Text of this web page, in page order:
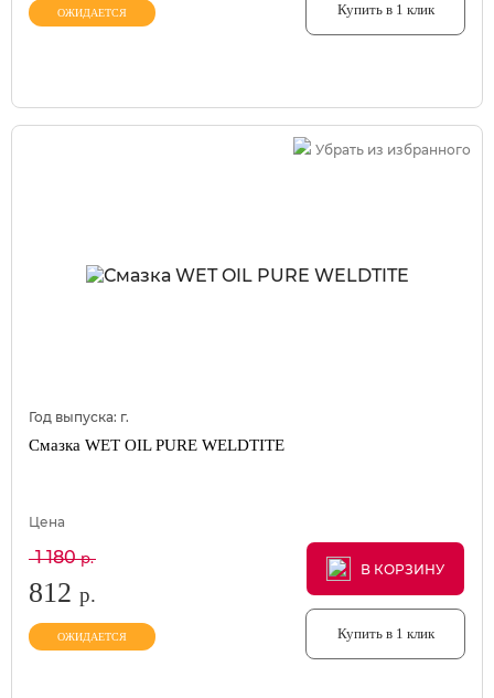
ОЖИДАЕТСЯ Купить в 1 клик
Убрать из избранного
Год выпуска: г.
Смазка WET OIL PURE WELDTITE
Цена
1 180р.
812 р.
ОЖИДАЕТСЯ
В КОРЗИНУ
В КОРЗИНУ
В КОРЗИНУ
Купить в 1 клик